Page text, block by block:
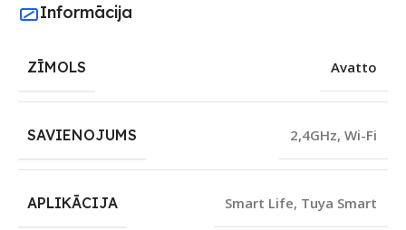
Informācija
ZĪMOLS Avatto
SAVIENOJUMS 2,4GHz, Wi-Fi
APLIKĀCIJA Smart Life, Tuya Smart